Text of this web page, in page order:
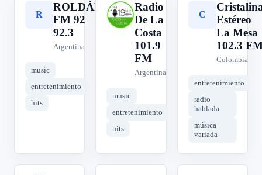
R
ROLDÁN
FM 92
92.3
Argentina
music
entretenimiento
hits
R
Radio
De La
Costa
101.9
FM
Argentina
music
entretenimiento
hits
C
Estéreo
La Mesa
102.3
Colombia
entretenimiento
radio
hablada
música
variada